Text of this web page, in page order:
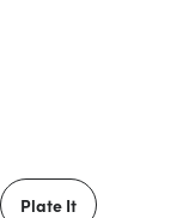
Plate It